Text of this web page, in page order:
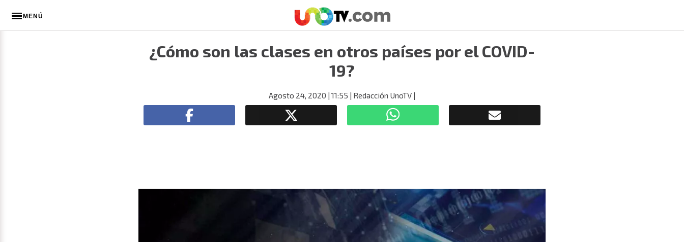
MENÚ
¿Cómo son las clases en otros países por el COVID-
19?
Agosto 24, 2020 | 11:55 | Redacción UnoTV |